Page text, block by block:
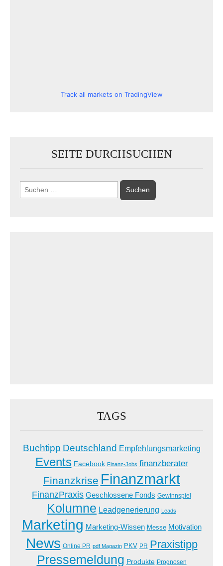
Track all markets on TradingView
SEITE DURCHSUCHEN
Suchen
nach:
TAGS
Buchtipp Deutschland Empfehlungsmarketing
Events Facebook Finanz-Jobs finanzberater
Finanzkrise Finanzmarkt
FinanzPraxis Geschlossene Fonds Gewinnspiel
Kolumne Leadgenerierung Leads
Marketing Marketing-Wissen Messe Motivation
News Online PR pdf Magazin PKV PR Praxistipp
Pressemeldung Produkte Prognosen